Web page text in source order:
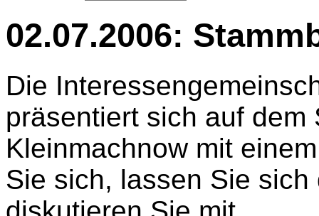
02.07.2006:
Die
präsentiert sich auf dem
Kleinmachnow mit
Sie sich, lassen Sie